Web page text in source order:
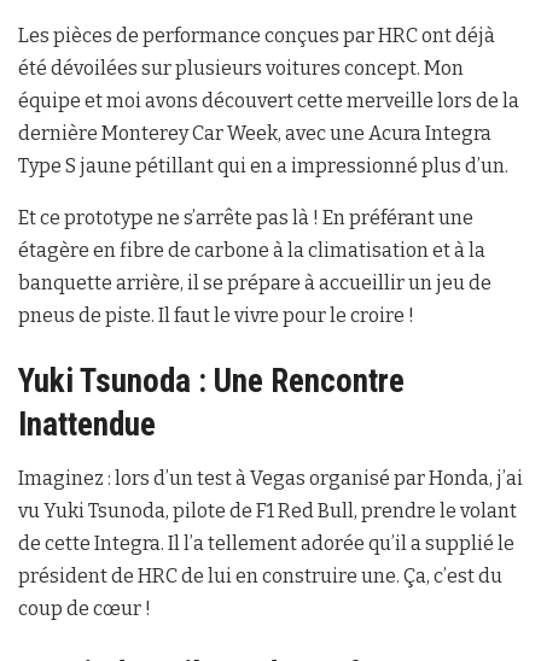
Les pièces de performance conçues par HRC ont déjà
été dévoilées sur plusieurs voitures concept. Mon
équipe et moi avons découvert cette merveille lors de la
dernière Monterey Car Week, avec une Acura Integra
Type S jaune pétillant qui en a impressionné plus d’un.
Et ce prototype ne s’arrête pas là ! En préférant une
étagère en fibre de carbone à la climatisation et à la
banquette arrière, il se prépare à accueillir un jeu de
pneus de piste. Il faut le vivre pour le croire !
Yuki Tsunoda : Une Rencontre
Inattendue
Imaginez : lors d’un test à Vegas organisé par Honda, j’ai
vu Yuki Tsunoda, pilote de F1 Red Bull, prendre le volant
de cette Integra. Il l’a tellement adorée qu’il a supplié le
président de HRC de lui en construire une. Ça, c’est du
coup de cœur !